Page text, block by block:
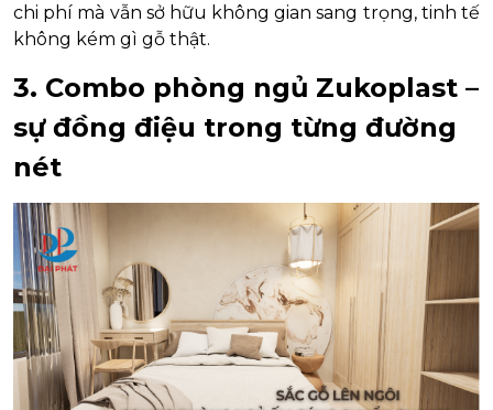
chi phí mà vẫn sở hữu không gian sang trọng, tinh tế
không kém gì gỗ thật.
3. Combo phòng ngủ Zukoplast –
sự đồng điệu trong từng đường
nét